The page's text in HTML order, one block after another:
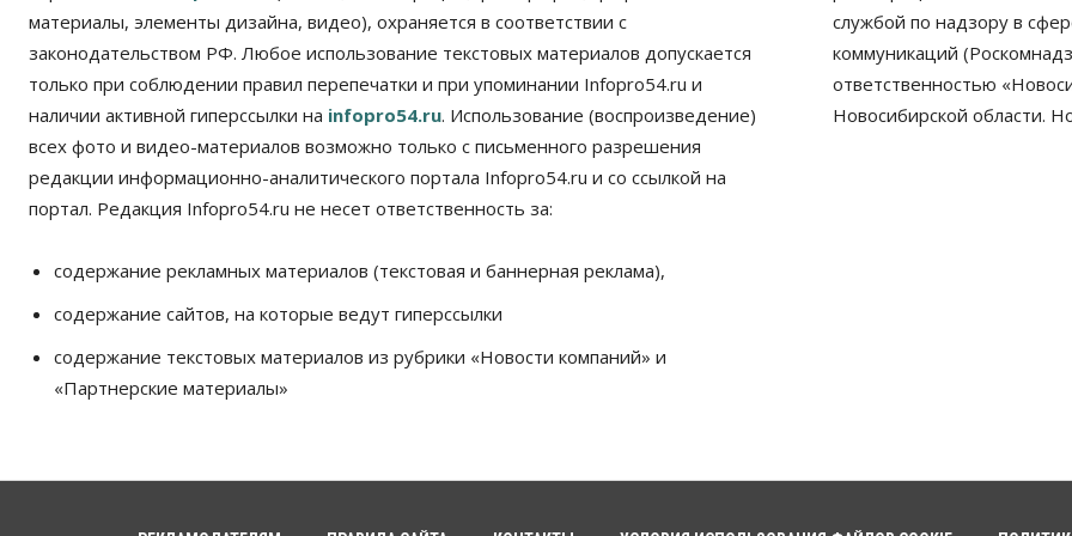
материалы, элементы дизайна, видео), охраняется в соответствии с
законодательством РФ. Любое использование текстовых материалов допускается
только при соблюдении правил перепечатки и при упоминании Infopro54.ru и
наличии активной гиперссылки на infopro54.ru. Использование (воспроизведение)
всех фото и видео-материалов возможно только с письменного разрешения
редакции информационно-аналитического портала Infopro54.ru и со ссылкой на
портал. Редакция Infopro54.ru не несет ответственность за:
содержание рекламных материалов (текстовая и баннерная реклама),
содержание сайтов, на которые ведут гиперссылки
содержание текстовых материалов из рубрики «Новости компаний» и
«Партнерские материалы»
службой по надзору в
коммуникаций
ответственностью
Новосибирской области.